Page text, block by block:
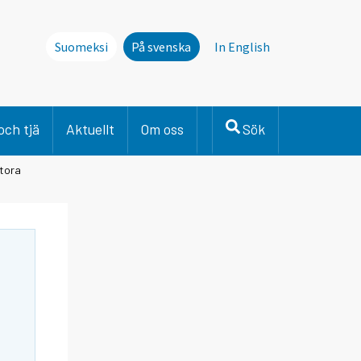
Suomeksi På svenska In English
tjä Aktuellt Om oss Sök